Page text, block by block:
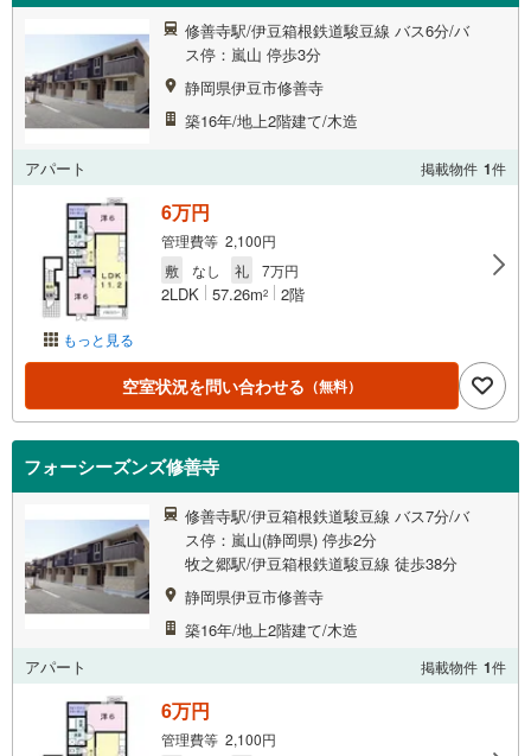
修善寺駅/伊豆箱根鉄道駿豆線 バス6分/バ
ス停：嵐山 停歩3分
静岡県伊豆市修善寺
築16年/地上2階建て/木造
アパート 掲載物件 1件
もっと見る
6万円
管理費等 2,100円
敷
なし 礼 7万円
2LDK 57.26m2 2階
空室状況を問い合わせる （無料）
フォーシーズンズ修善寺
修善寺駅/伊豆箱根鉄道駿豆線 バス7分/バ
ス停：嵐山(静岡県) 停歩2分
牧之郷駅/伊豆箱根鉄道駿豆線 徒歩38分
静岡県伊豆市修善寺
築16年/地上2階建て/木造
アパート
掲載物件 1件
6万円
管理費等 2,100円